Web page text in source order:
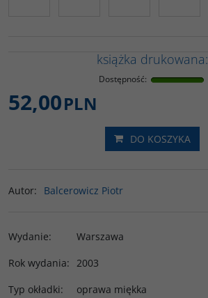
książka drukowana:
Dostępność:
52,00PLN
DO KOSZYKA
Autor: Balcerowicz Piotr
Wydanie:
Warszawa
Rok wydania: 2003
Typ okładki:
oprawa miękka